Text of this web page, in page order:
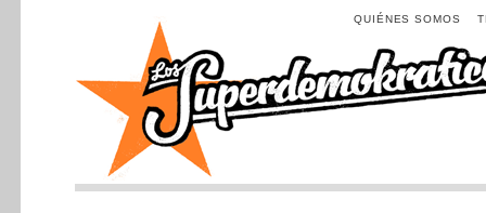
QUIÉNES SOMOS